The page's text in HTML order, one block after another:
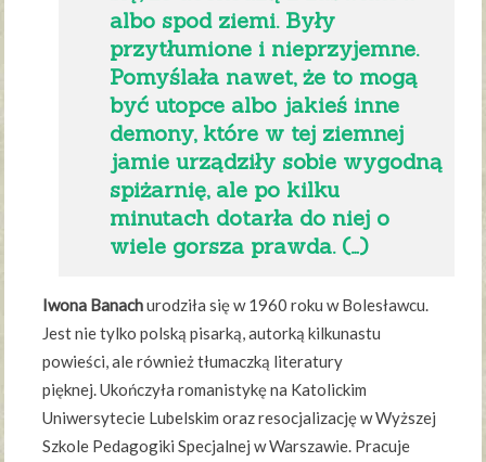
albo spod ziemi. Były
przytłumione i nieprzyjemne.
Pomyślała nawet, że to mogą
być utopce albo jakieś inne
demony, które w tej ziemnej
jamie urządziły sobie wygodną
spiżarnię, ale po kilku
minutach dotarła do niej o
wiele gorsza prawda. (…)
Iwona Banachurodziła się w 1960 roku w Bolesławcu.
Jest nie tylko polską pisarką, autorką kilkunastu
powieści, ale również tłumaczką literatury
pięknej. Ukończyła romanistykę na Katolickim
Uniwersytecie Lubelskim oraz resocjalizację w Wyższej
Szkole Pedagogiki Specjalnej w Warszawie. Pracuje